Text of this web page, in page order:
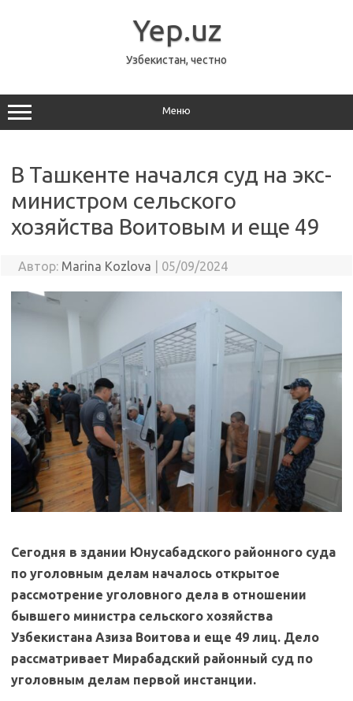
Yep.uz
Узбекистан, честно
Меню
В Ташкенте начался суд на экс-
министром сельского
хозяйства Воитовым и еще 49
Автор: Marina Kozlova 05/09/2024
Сегодня в здании Юнусабадского районного суда
по уголовным делам началось открытое
рассмотрение уголовного дела в отношении
бывшего министра сельского хозяйства
Узбекистана Азиза Воитова и еще 49 лиц. Дело
рассматривает Мирабадский районный суд по
уголовным делам первой инстанции.